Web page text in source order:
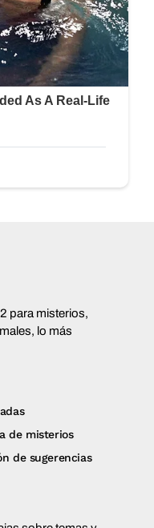
para misterios,
lo más
de misterios
de sugerencias